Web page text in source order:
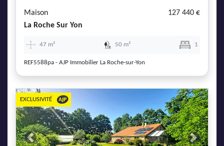
Maison
127 440 €
La Roche Sur Yon
47 m² 50 m² 1
REF5588pa - AJP Immobilier La Roche-sur-Yon
Previous Next
EXCLUSIVITÉ